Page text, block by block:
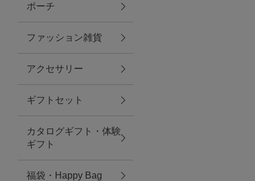
バス＆ビューティー
バス＆ビューティー
タオル
ウエア＆バッグ
ウエア
レイングッズ
ポーチ
ファッション雑貨
アクセサリー
ギフトセット
カタログギフト・体験
ギフト
福袋・Happy Bag